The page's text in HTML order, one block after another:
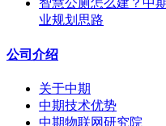
智慧公厕怎么建？中
业规划思路
公司介绍
关于中期
中期技术优势
中期物联网研究院